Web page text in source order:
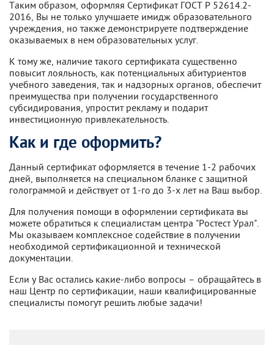
Таким образом, оформляя Сертификат ГОСТ Р 52614.2-
2016, Вы не только улучшаете имидж образовательного
учреждения, но также демонстрируете подтверждение
оказываемых в нем образовательных услуг.
К тому же, наличие такого сертификата существенно
повысит лояльность, как потенциальных абитуриентов
учебного заведения, так и надзорных органов, обеспечит
преимущества при получении государственного
субсидирования, упростит рекламу и подарит
инвестиционную привлекательность.
Как и где оформить?
Данный сертификат оформляется в течение 1-2 рабочих
дней, выполняется на специальном бланке с защитной
голограммой и действует от 1-го до 3-х лет на Ваш выбор.
Для получения помощи в оформлении сертификата вы
можете обратиться к специалистам центра "Ростест Урал".
Мы оказываем комплексное содействие в получении
необходимой сертификационной и технической
документации.
Если у Вас остались какие-либо вопросы – обращайтесь в
наш Центр по сертификации, наши квалифицированные
специалисты помогут решить любые задачи!